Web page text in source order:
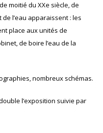
moitié du XXe siècle, de
l’eau apparaissent : les
place aux unités de
de boire l’eau de la
nombreux schémas.
l’exposition suivie par